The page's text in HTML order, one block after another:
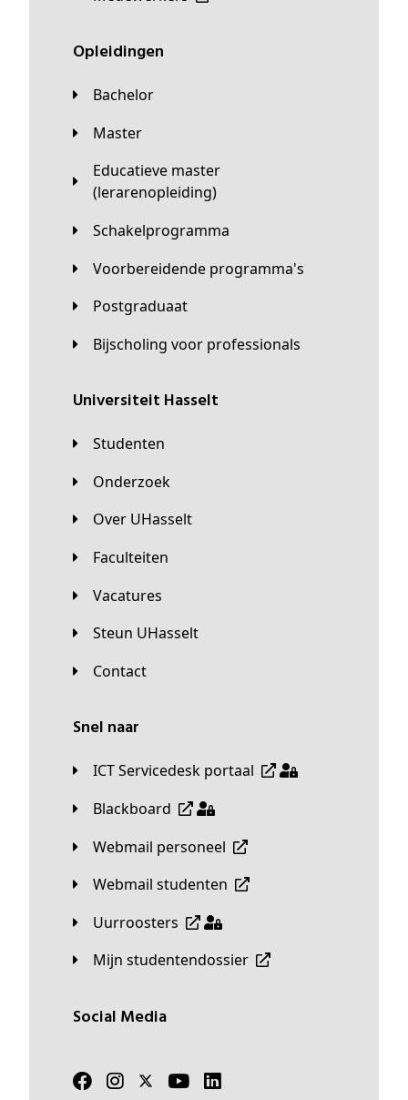
Opleidingen
Bachelor
Master
Educatieve master
(lerarenopleiding)
Schakelprogramma
Voorbereidende programma's
Postgraduaat
Bijscholing voor professionals
universiteit Hasselt
Studenten
Onderzoek
Over UHasselt
Faculteiten
Vacatures
Steun UHasselt
Contact
Snel naar
ICT Servicedesk portaal
Blackboard
Webmail personeel
Webmail studenten
Uurroosters
Mijn studentendossier
Social Media